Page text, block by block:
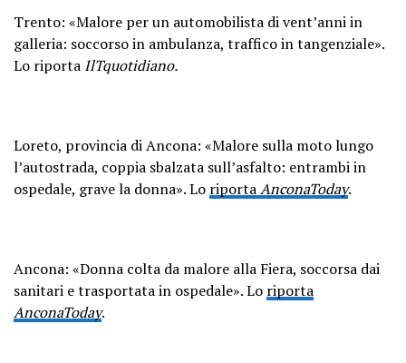
Trento: «Malore per un automobilista di vent’anni in
galleria: soccorso in ambulanza, traffico in tangenziale».
Lo riporta IlTquotidiano.
Loreto, provincia di Ancona: «Malore sulla moto lungo
l’autostrada, coppia sbalzata sull’asfalto: entrambi in
ospedale, grave la donna». Lo riportaAnconaToday.
Ancona: «Donna colta da malore alla Fiera, soccorsa dai
sanitari e trasportata in ospedale». Lo riporta
AnconaToday.